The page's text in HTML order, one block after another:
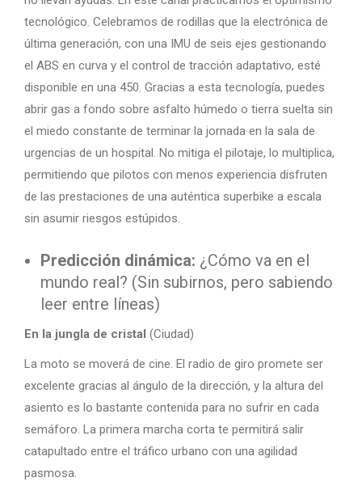
tecnológico. Celebramos de rodillas que la electrónica de
última generación, con una IMU de seis ejes gestionando
el ABS en curva y el control de tracción adaptativo, esté
disponible en una 450. Gracias a esta tecnología, puedes
abrir gas a fondo sobre asfalto húmedo o tierra suelta sin
el miedo constante de terminar la jornada en la sala de
urgencias de un hospital. No mitiga el pilotaje, lo multiplica,
permitiendo que pilotos con menos experiencia disfruten
de las prestaciones de una auténtica superbike a escala
sin asumir riesgos estúpidos.
Predicción dinámica: ¿Cómo va en el
mundo real? (Sin subirnos, pero sabiendo
leer entre líneas)
En la jungla de cristal (Ciudad)
La moto se moverá de cine. El radio de giro promete ser
excelente gracias al ángulo de la dirección, y la altura del
asiento es lo bastante contenida para no sufrir en cada
semáforo. La primera marcha corta te permitirá salir
catapultado entre el tráfico urbano con una agilidad
pasmosa.